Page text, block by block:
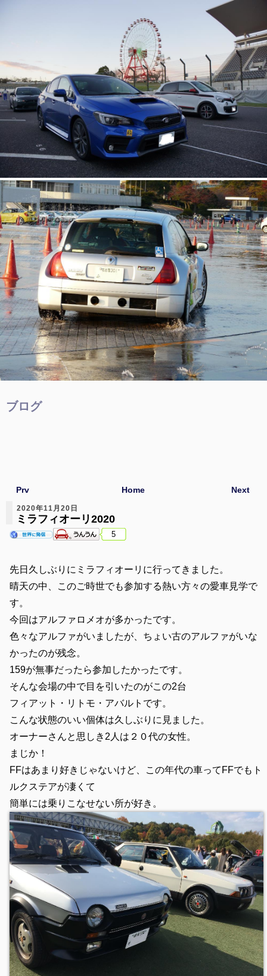
ブログ
Next
Prv Home
2020年11月20日
ミラフィオーリ2020
5
先日久しぶりにミラフィオーリに行ってきました。
晴天の中、このご時世でも参加する熱い方々の愛車見学で
す。
今回はアルファロメオが多かったです。
色々なアルファがいましたが、ちょい古のアルファがいな
かったのが残念。
159が無事だったら参加したかったです。
そんな会場の中で目を引いたのがこの2台
フィアット・リトモ・アバルトです。
こんな状態のいい個体は久しぶりに見ました。
オーナーさんと思しき2人は２０代の女性。
まじか！
FFはあまり好きじゃないけど、この年代の車ってFFでもト
ルクステアが凄くて
簡単には乗りこなせない所が好き。